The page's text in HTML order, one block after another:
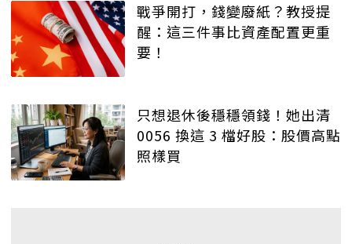
戰爭開打，錢變廢紙？教授提
醒：這三件事比資產配置更重
要！
只想退休後穩穩領錢！她出清
0056 換這 3 檔好股：股價高點
照樣買